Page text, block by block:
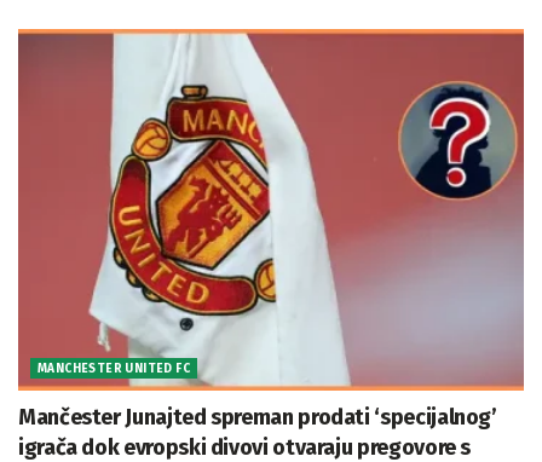
MANCHESTER UNITED FC
Mančester Junajted spreman prodati ‘specijalnog’
igrača dok evropski divovi otvaraju pregovore s